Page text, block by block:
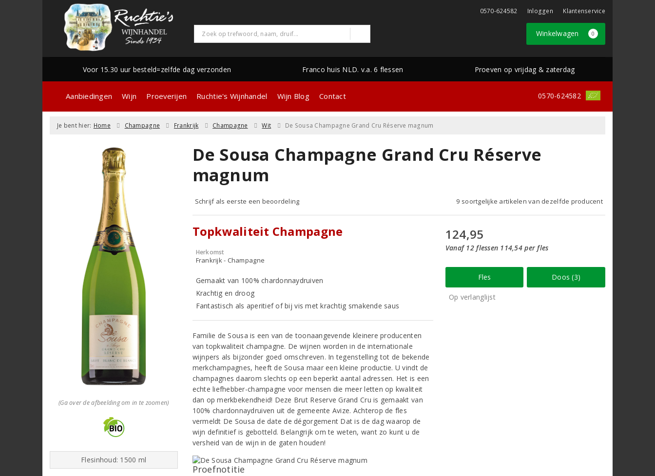
0570-624582 Inloggen Klantenservice
Winkelwagen 0
Voor 15.30 uur besteld=zelfde dag verzonden Franco huis NLD. v.a. 6 flessen Proeven op vrijdag & zaterdag
Aanbiedingen Wijn Proeverijen Ruchtie's Wijnhandel Wijn Blog Contact 0570-624582
Je bent hier: Home Champagne Frankrijk Champagne Wit De Sousa Champagne Grand Cru Réserve magnum
(Ga over de afbeelding om in te zoomen)
Flesinhoud: 1500 ml
De Sousa Champagne Grand Cru Réserve
magnum
Schrijf als eerste een beoordeling 9 soortgelijke artikelen van dezelfde producent
Topkwaliteit Champagne
Herkomst
Frankrijk - Champagne
Gemaakt van 100% chardonnaydruiven
Krachtig en droog
Fantastisch als aperitief of bij vis met krachtig smakende saus
Familie de Sousa is een van de toonaangevende kleinere producenten
van topkwaliteit champagne. De wijnen worden in de internationale
wijnpers als bijzonder goed omschreven. In tegenstelling tot de bekende
merkchampagnes, heeft de Sousa maar een kleine productie. U vindt de
champagnes daarom slechts op een beperkt aantal adressen. Het is een
echte liefhebber-champagne voor mensen die meer letten op kwaliteit
dan op merkbekendheid! Deze Brut Reserve Grand Cru is gemaakt van
100% chardonnaydruiven uit de gemeente Avize. Achterop de fles
vermeldt De Sousa de date de dégorgement Dat is de dag waarop de
wijn definitief is gebotteld. Belangrijk om te weten, want zo kunt u de
versheid van de wijn in de gaten houden!
Proefnotitie
124,95
Vanaf 12 flessen 114,54 per fles
Fles Doos (3)
Op verlanglijst